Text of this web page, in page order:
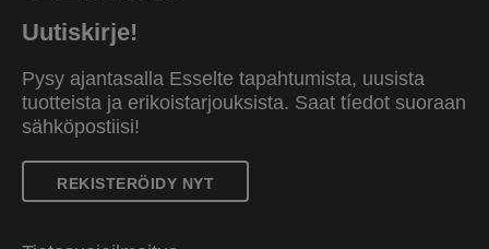
Uutiskirje!
Pysy ajantasalla Esselte tapahtumista, uusista
tuotteista ja erikoistarjouksista. Saat tíedot suoraan
sähköpostiisi!
REKISTERÖIDY NYT